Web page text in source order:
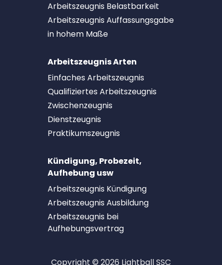
Arbeitszeugnis Belastbarkeit
Arbeitszeugnis Auffassungsgabe
in hohem Maße
Arbeitszeugnis Arten
Einfaches Arbeitszeugnis
Qualifiziertes Arbeitszeugnis
Zwischenzeugnis
Dienstzeugnis
Praktikumszeugnis
Kündigung, Probezeit,
Aufhebung usw
Arbeitszeugnis Kündigung
Arbeitszeugnis Ausbildung
Arbeitszeugnis bei
Aufhebungsvertrag
Copyright © 2026 Lightball SSC